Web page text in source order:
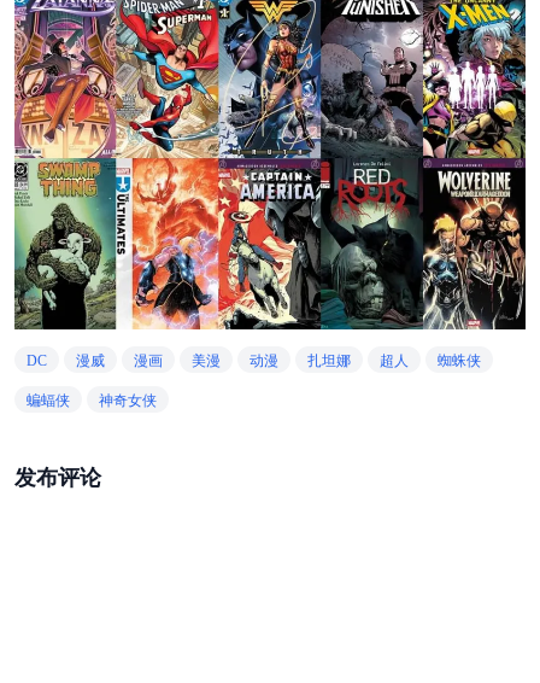
DC 漫威 漫画 美漫 动漫 扎坦娜 超人 蜘蛛侠
蝙蝠侠 神奇女侠
发布评论